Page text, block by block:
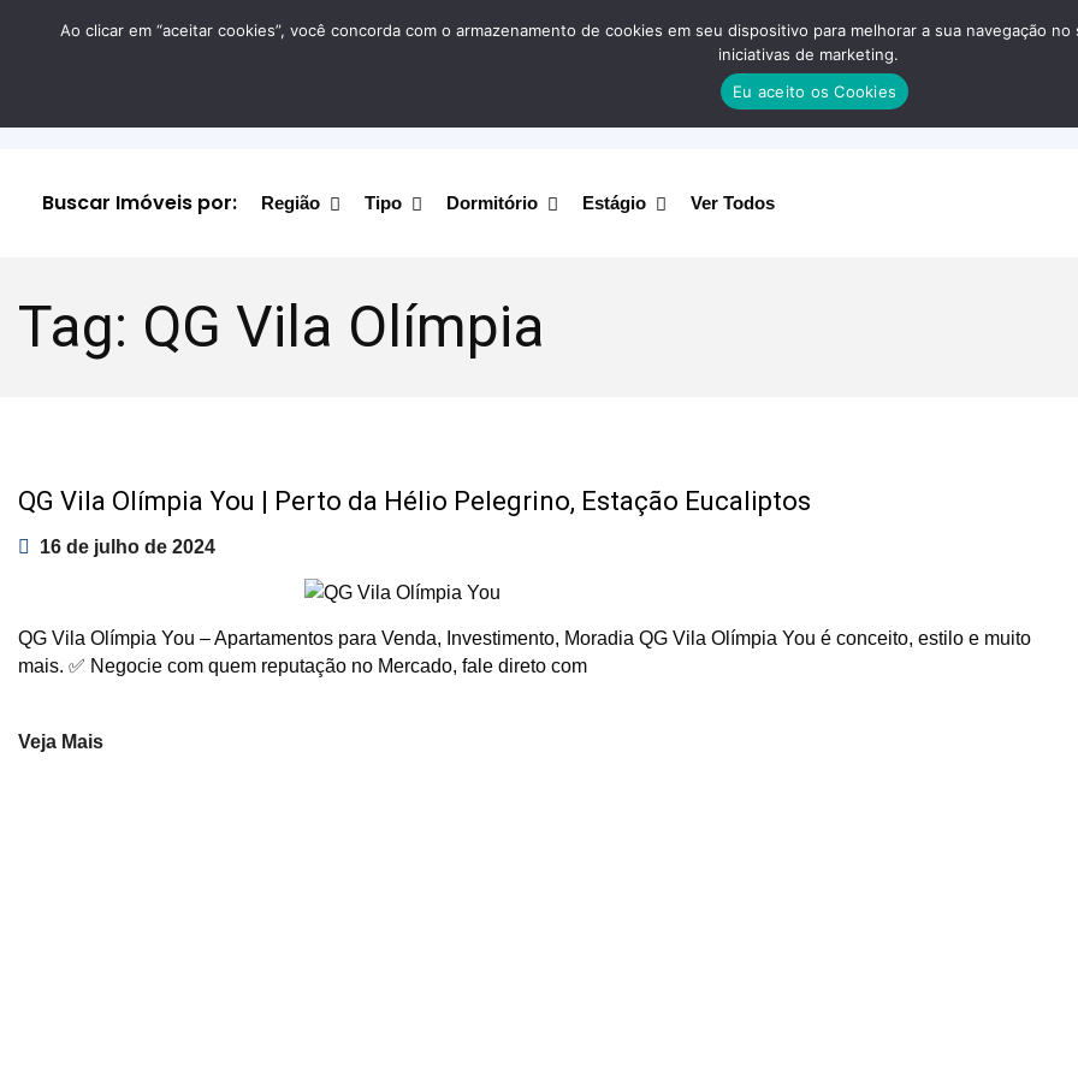
Buscar Imóveis por: Região Tipo Dormitório Estágio Ver Todos
Tag: QG Vila Olímpia
QG Vila Olímpia You | Perto da Hélio Pelegrino, Estação Eucaliptos
16 de julho de 2024
QG Vila Olímpia You – Apartamentos para Venda, Investimento, Moradia QG Vila Olímpia You é conceito, estilo e muito
mais. ✅ Negocie com quem reputação no Mercado, fale direto com
Veja Mais
Ao clicar em “aceitar cookies”, você concorda com o armazenamento de cookies em seu dispositivo para melhorar a sua navegação
iniciativas de marketing.
Eu aceito os Cookies